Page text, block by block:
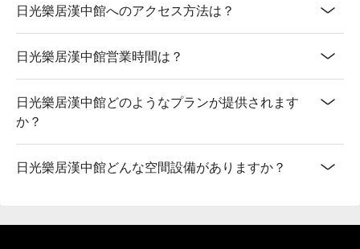
日光樂居漢中館へのアクセス方法は？
日光樂居漢中館営業時間は？
日光樂居漢中館どのようなプランが提供されます
か？
日光樂居漢中館どんな空間設備がありますか？